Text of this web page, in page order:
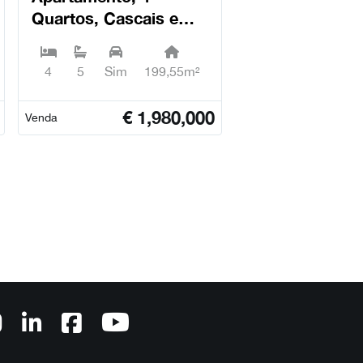
Quartos, Cascais e
4 5 Sim 199,55m²
Venda € 1,980,000